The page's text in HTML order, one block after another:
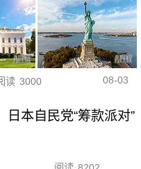
读 3000 08-03
本自民党“筹款派对”